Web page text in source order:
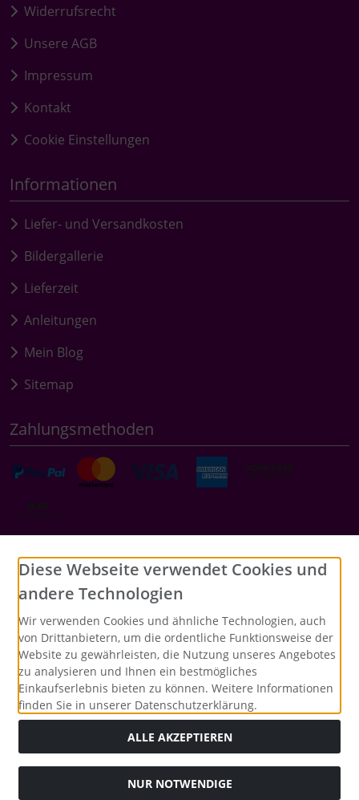
Widerrufsrecht
Unsere AGB
Impressum
Kontakt
Cookie Einstellungen
Informationen
Liefer- und Versandkosten
Bildergallerie
Lieferzeit
Anleitungen
Mein Blog
Sitemap
Zahlungsmethoden
Social Media
Alle Preise inkl. gesetzl. MwSt. zzgl.Versandkosten
Diese Webseite verwendet Cookies und
andere Technologien
Wir verwenden Cookies und ähnliche Technologien, auch
von Drittanbietern, um die ordentliche Funktionsweise der
Website zu gewährleisten, die Nutzung unseres Angebotes
zu analysieren und Ihnen ein bestmögliches
Einkaufserlebnis bieten zu können. Weitere Informationen
finden Sie in unserer Datenschutzerklärung.
ALLE AKZEPTIEREN
NUR NOTWENDIGE